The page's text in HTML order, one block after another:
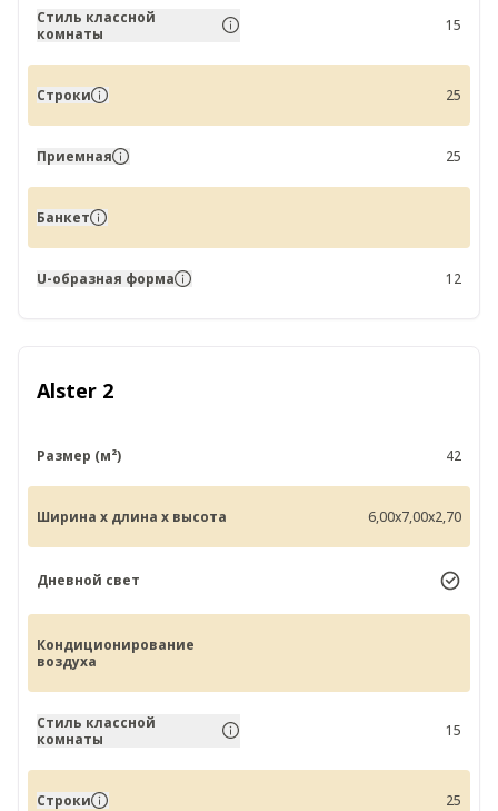
Стиль классной
комнаты
15
Строки 25
Приемная 25
Банкет
U-образная форма 12
Alster 2
Размер (м²) 42
Ширина x длина x высота 6,00x7,00x2,70
Дневной свет
Кондиционирование
воздуха
Стиль классной
комнаты
15
Строки 25